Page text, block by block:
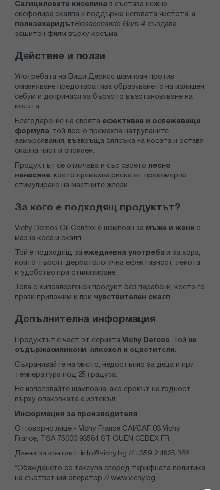
Салициловата киселина в състава нежно
ексфолира скалпа и поддържа неговата чистота, а
полизахаридътBiosaccharide Gum-4 създава
защитен филм върху косъма.
Действие и ползи
Употребата на Виши Деркос шампоан против
омазняване предотвратява образуването на излишен
себум и допринася за бързото възстановяване на
косата.
Благодарение на своята ефективна и освежаваща
формула, той лесно премахва натрупаните
замърсявания, възвръща блясъка на косата и оставя
скалпа чист и спокоен.
Продуктът се отличава и със своето лесно
нанасяне, което премахва риска от прекомерно
стимулиране на мастните жлези.
За кого е подходящ продуктът?
Vichy Dercos Oil Control е шампоан за мъже и жени с
мазна коса и скалп.
Той е подходящ за ежедневна употреба и за хора,
които търсят дерматологична ефективност, лекота
и удобство при стилизиране.
Това е хипоалергенен продукт без парабени, което го
прави приложим и при чувствителен скалп.
Допълнителна информация
Продуктът е част от серията Vichy Dercos. Той не
съдържасиликони, алкохол и оцветители.
Съхранявайте на място, недостъпно за деца и при
температура под 25 градуса.
Не използвайте шампоана, ако срокът на годност
върху опаковката е изтекъл.
Информация за производителя:
Отговорно лице - Vichy France CAI/CAF 03 Vichy
France, TSA 75000 93584 ST OUEN CEDEX FR.
Данни за контакт: info@vichy.bg // +359 2 4925 366
*Обаждането се таксува според тарифната политика
на съответния оператор // www.vichy.bg